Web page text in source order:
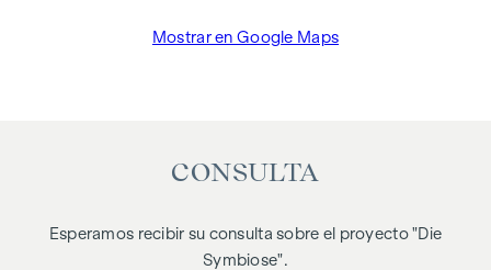
Mostrar en Google Maps
CONSULTA
Esperamos recibir su consulta sobre el proyecto "Die
Symbiose".